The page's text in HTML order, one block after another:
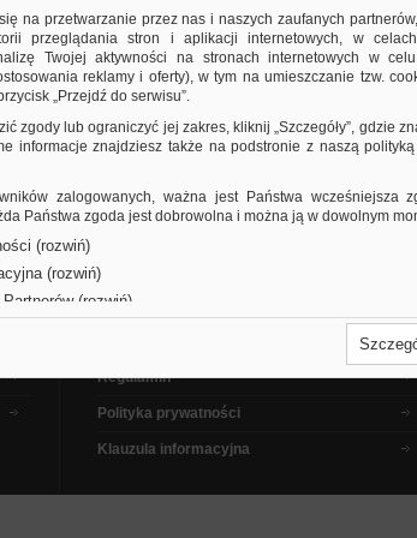
Dla kupujących
Dla sprzedających
Regulamin
Polityka prywatności
Klauzula informacyjna
na przetwarzanie przez nas i naszych zaufanych
przeglądania stron i aplikacji internetowych, w celach
Twojej aktywności na stronach internetowych w
reklamy i oferty), w tym na umieszczanie tzw.
„Przejdź do serwisu”.
zgody lub ograniczyć jej zakres, kliknij „Szczegóły”, gdzie
informacje znajdziesz także na podstronie z naszą
zalogowanych, ważna jest Państwa wcześniejsza
Państwa zgoda jest dobrowolna i można ją w dowolnym
(rozwiń)
(rozwiń)
(rozwiń)